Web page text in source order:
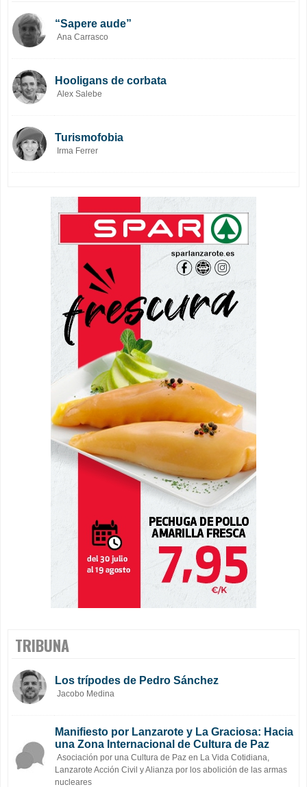
“Sapere aude”
Ana Carrasco
Hooligans de corbata
Alex Salebe
Turismofobia
Irma Ferrer
TRIBUNA
Los trípodes de Pedro Sánchez
Jacobo Medina
Manifiesto por Lanzarote y La Graciosa: Hacia
una Zona Internacional de Cultura de Paz
Asociación por una Cultura de Paz en La Vida Cotidiana,
Lanzarote Acción Civil y Alianza por los abolición de las armas
nucleares